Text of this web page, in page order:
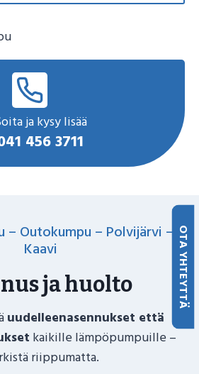
ja kysy lisää
456 3711
– Outokumpu – Polvijärvi –
Kaavi
ja huolto
uudelleenasennukset että
kaikille lämpöpumpuille –
riippumatta.
OTA YHTEYTTÄ